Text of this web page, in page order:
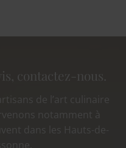
contactez-nous.
de l’art culinaire
notamment à
dans les Hauts-de-